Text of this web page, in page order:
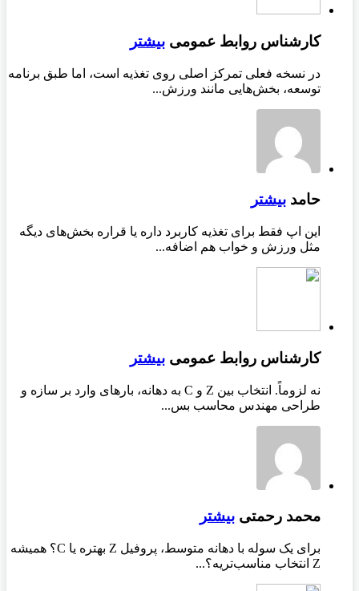
کارشناس روابط عمومی بیشتر
در نسخه فعلی تمرکز اصلی روی تغذیه است، اما طبق برنامه
توسعه، بخش‌هایی مانند ورزش...
حامد بیشتر
این اپ فقط برای تغذیه کاربرد داره یا قراره بخش‌های دیگه
مثل ورزش و خواب هم اضافه...
کارشناس روابط عمومی بیشتر
نه لزوماً. انتخاب بین Z و C به دهانه، بارهای وارد بر سازه و
طراحی مهندس محاسب بس...
محمد رحمتی بیشتر
برای یک سوله با دهانه متوسط، پروفیل Z بهتره یا C؟ همیشه
Z انتخاب مناسب‌تریه؟...